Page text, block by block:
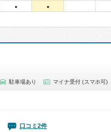
● ●
駐車場あり マイナ受付 (スマホ可)
口コミ2件